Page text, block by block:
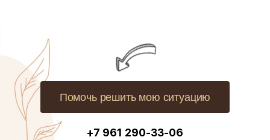
Помочь решить мою ситуацию
+7 961 290-33-06